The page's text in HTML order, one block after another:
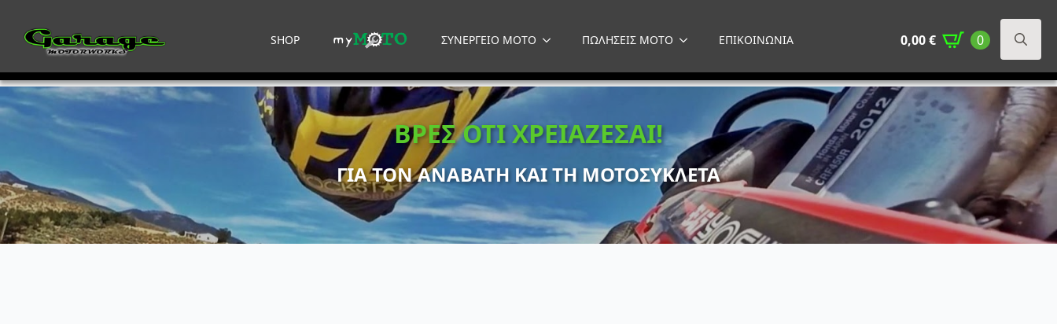
SHOP ΣΥΝΕΡΓΕΙΟ MOTO ΠΩΛΗΣΕΙΣ MOTO ΕΠΙΚΟΙΝΩΝΙΑ 0,00€
0
for:
ΒΡΕΣ ΟΤΙ ΧΡΕΙΑΖΕΣΑΙ!
ΓΙΑ ΤΟΝ ΑΝΑΒΑΤΗ ΚΑΙ ΤΗ ΜΟΤΟΣΥΚΛΕΤΑ